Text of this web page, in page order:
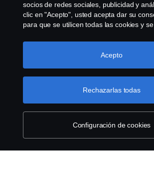
Scania in Your Region: Chile
socios de redes sociales, publicidad y
clic en "Acepto", usted acepta dar su
para que se utilicen todas las cookies y
haciendo clic en "Configuración de
seleccionando las categorías que desea
Más información sobre su
Configuración de cookies
Rechazarlas todas
Acepto